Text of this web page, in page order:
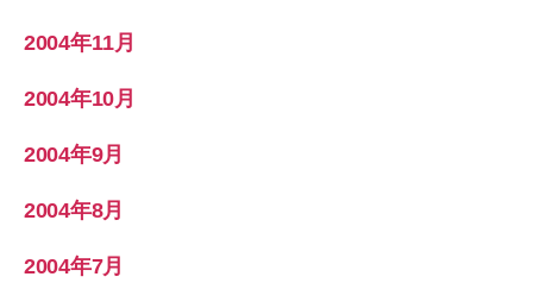
2004年11月
2004年10月
2004年9月
2004年8月
2004年7月